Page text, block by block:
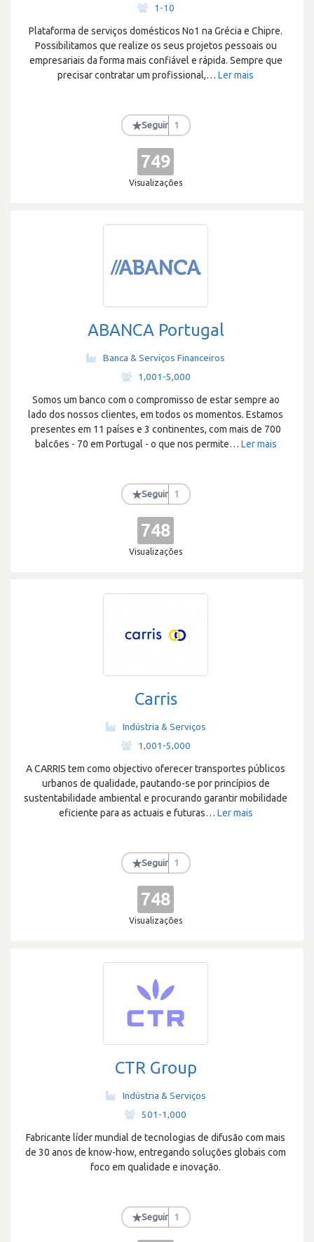
1-10
Plataforma de serviços domésticos No1 na Grécia e Chipre.
Possibilitamos que realize os seus projetos pessoais ou
empresariais da forma mais confiável e rápida. Sempre que
precisar contratar um profissional,… Ler mais
★Seguir 1
749
Visualizações
ABANCA Portugal
Banca & Serviços Financeiros
1,001-5,000
Somos um banco com o compromisso de estar sempre ao
lado dos nossos clientes, em todos os momentos. Estamos
presentes em 11 países e 3 continentes, com mais de 700
balcões - 70 em Portugal - o que nos permite… Ler mais
★Seguir 1
748
Visualizações
Carris
Indústria & Serviços
1,001-5,000
A CARRIS tem como objectivo oferecer transportes públicos
urbanos de qualidade, pautando-se por princípios de
sustentabilidade ambiental e procurando garantir mobilidade
eficiente para as actuais e futuras… Ler mais
★Seguir 1
748
Visualizações
CTR Group
Indústria & Serviços
501-1,000
Fabricante líder mundial de tecnologias de difusão com mais
de 30 anos de know-how, entregando soluções globais com
foco em qualidade e inovação.
★Seguir 1